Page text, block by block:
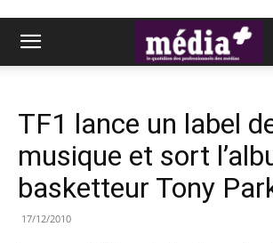
TF1 lance un label
musique et sort
basketteur Tony
17/12/2010